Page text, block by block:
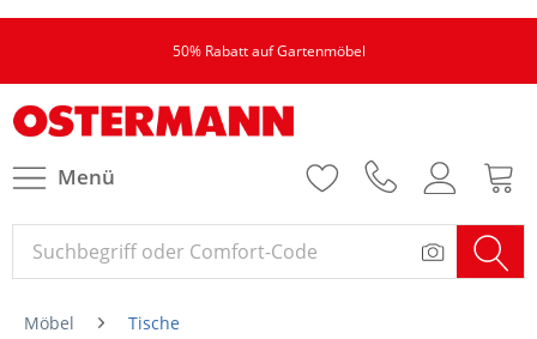
50% Rabatt auf Gartenmöbel
Menü
Möbel Tische